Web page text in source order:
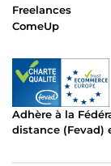
Freelances
ComeUp
Adhère à la
distance (Fevad)